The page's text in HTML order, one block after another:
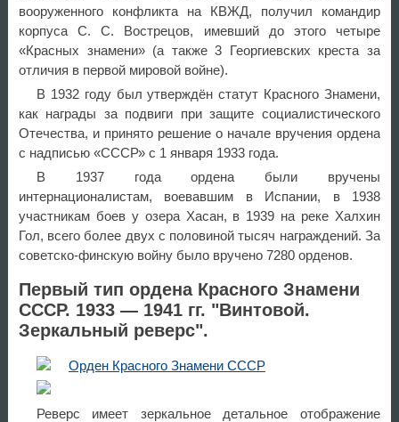
вооруженного конфликта на КВЖД, получил командир
корпуса С. С. Вострецов, имевший до этого четыре
«Красных знамени» (а также 3 Георгиевских креста за
отличия в первой мировой войне).
В 1932 году был утверждён статут Красного Знамени,
как награды за подвиги при защите социалистического
Отечества, и принято решение о начале вручения ордена
с надписью «СССР» с 1 января 1933 года.
В 1937 года ордена были вручены
интернационалистам, воевавшим в Испании, в 1938
участникам боев у озера Хасан, в 1939 на реке Халхин
Гол, всего более двух с половиной тысяч награждений. За
советско-финскую войну было вручено 7280 орденов.
Первый тип ордена Красного Знамени
СССР. 1933 — 1941 гг. "Винтовой.
Зеркальный реверс".
Реверс имеет зеркальное детальное отображение